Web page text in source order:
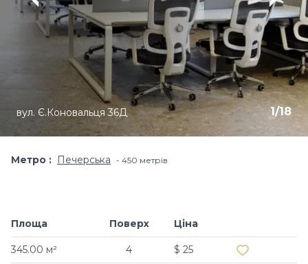
1/18
вул. Є.Коновальця 36Д
Метро Печерська 450 метрів
Площа
345.00 м²
Поверх
4
Ціна
$ 25